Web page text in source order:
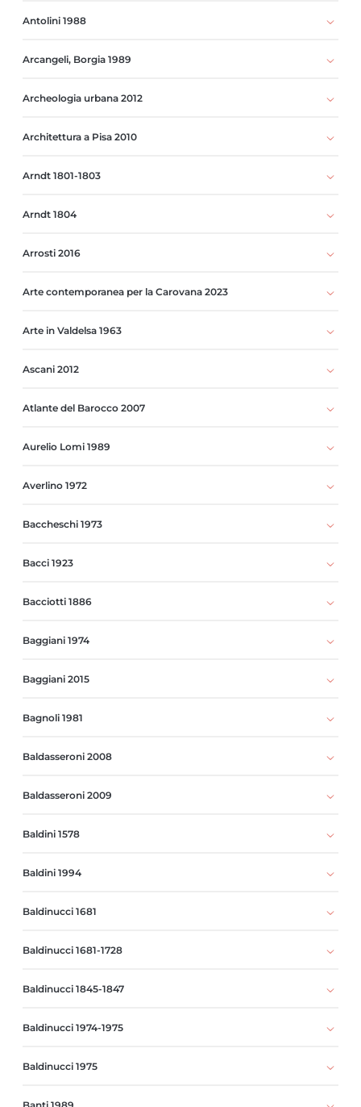
Antolini 1988
Arcangeli, Borgia 1989
Archeologia urbana 2012
Architettura a Pisa 2010
Arndt 1801-1803
Arndt 1804
Arrosti 2016
Arte contemporanea per la Carovana 2023
Arte in Valdelsa 1963
Ascani 2012
Atlante del Barocco 2007
Aurelio Lomi 1989
Averlino 1972
Baccheschi 1973
Bacci 1923
Bacciotti 1886
Baggiani 1974
Baggiani 2015
Bagnoli 1981
Baldasseroni 2008
Baldasseroni 2009
Baldini 1578
Baldini 1994
Baldinucci 1681
Baldinucci 1681-1728
Baldinucci 1845-1847
Baldinucci 1974-1975
Baldinucci 1975